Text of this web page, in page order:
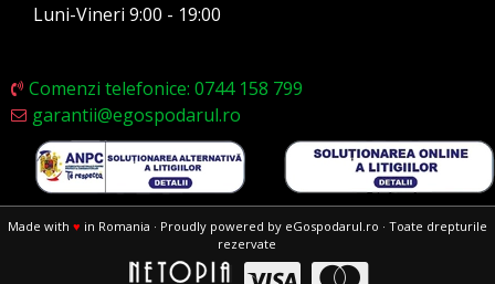
Luni-Vineri 9:00 - 19:00
Comenzi telefonice: 0744 158 799
garantii@egospodarul.ro
Made with ♥ in Romania · Proudly powered by eGospodarul.ro · Toate drepturile
rezervate